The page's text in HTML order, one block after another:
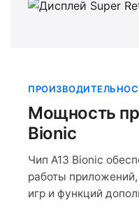
Мощность
Bionic
Чип A13 Bionic
работы
игр и функций